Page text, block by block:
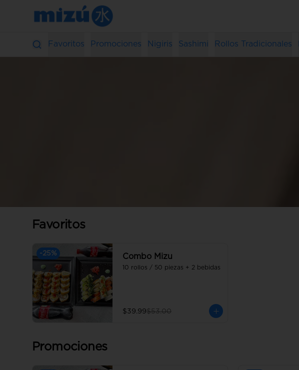
Favoritos Promociones Nigiris Sashimi Rollos Tradicionales
Favoritos
-25% Combo Mizu
10 rollos / 50 piezas + 2 bebidas
$39.99$53.00
Promociones